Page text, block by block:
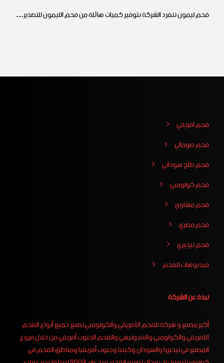
فحم ليمون تنفرد الشركة بتوفير كميات هائلة من فحم الليمون للتصدير…
فحم افريقي
فحم صومالي
فحم طلح سوداني
فحم كولومبي
فحم مشاوي
فحم مصري
فحم نيجيري
فيدبوهات للفحم
نبذة عن الشركة
أكبر مصنع و شركة للفحم الأفريقي والكولومبي نصنع جميع أنواع الفحم
الأفريقي والكولومبي والاندونيسي والفحم الجنوب أفريقي من خلال فروع
المصنع فى نيجيريا والسودان وكينيا وجنوب أفريقيا ومناطق الفحم في